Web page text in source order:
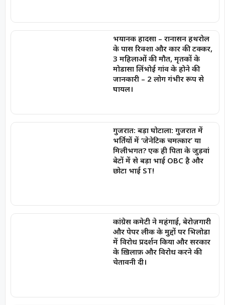
भयानक हादसा – रानासन हथरोल
के पास रिक्शा और कार की टक्कर,
3 महिलाओं की मौत, मृतकों के
मोडासा लिंभोई गांव के होने की
जानकारी – 2 लोग गंभीर रूप से
घायल।
गुजरात: बड़ा घोटाला: गुजरात में
भर्तियों में ‘जेनेटिक चमत्कार’ या
मिलीभगत? एक ही पिता के जुड़वां
बेटों में से बड़ा भाई OBC है और
छोटा भाई ST!
कांग्रेस कमेटी ने महंगाई, बेरोज़गारी
और पेपर लीक के मुद्दों पर भिलोडा
में विरोध प्रदर्शन किया और सरकार
के ख़िलाफ़ और विरोध करने की
चेतावनी दी।